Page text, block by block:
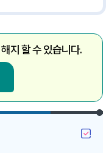
지 할 수 있습니다.